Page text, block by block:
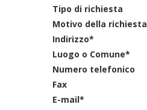
Tipo di richiesta
Motivo della richiesta
Indirizzo*
Luogo o Comune*
Numero telefonico
Fax
E-mail*